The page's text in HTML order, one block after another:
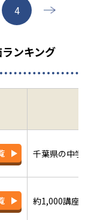
4
ンキング
千葉県の中学
約1,000講座